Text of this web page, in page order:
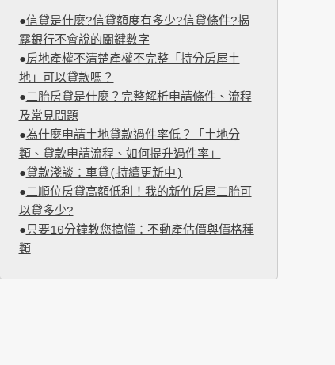
●信貸是什麼?信貸額度有多少?信貸條件?揭
露銀行不會說的關鍵數字
●房地產權不清楚產權不完整「持分房屋土
地」可以貸款嗎？
●二胎房貸是什麼？完整解析申請條件、流程
及常見問題
●為什麼申請土地貸款過件率低？「土地分
類、貸款申請流程、如何提升過件率」
●貸款淺談：車貸(持續更新中)
●二順位房貸高額低利！我的新竹房屋二胎可
以貸多少?
●只要10分鐘教您搞懂：不動產估價與價格種
類